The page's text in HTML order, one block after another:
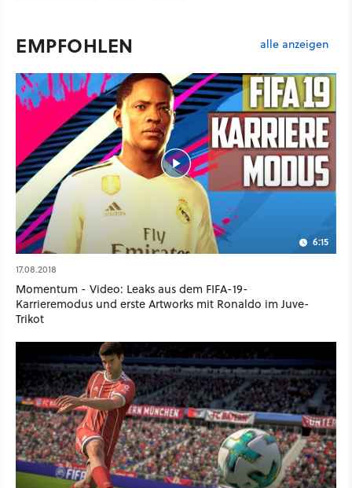
EMPFOHLEN alle anzeigen
6:15
17.08.2018
Momentum - Video: Leaks aus dem FIFA-19-
Karrieremodus und erste Artworks mit Ronaldo im Juve-
Trikot